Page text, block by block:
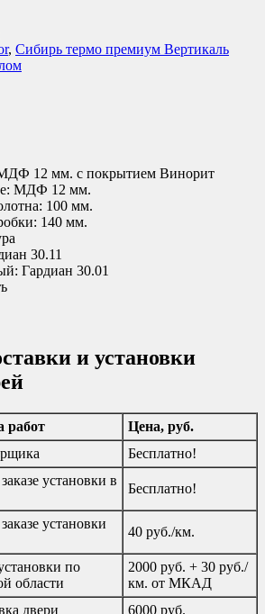
, Сибирь термо премиум Вертикаль
12 мм. с покрытием Винорит
МДФ 12 мм.
100 мм.
140 мм.
30.11
Гардиан 30.01
и установки
работ
Цена, руб.
Бесплатно!
установки в
Бесплатно!
установки
40 руб./км.
по
области
2000 руб. + 30 руб./
км. от МКАД
двери
6000 руб.